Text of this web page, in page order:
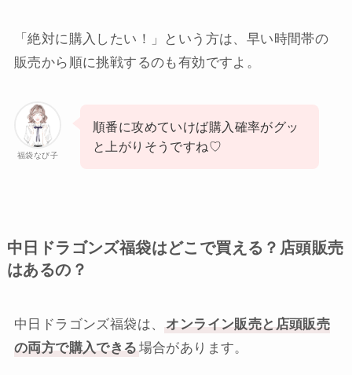
「絶対に購入したい！」という方は、早い時間帯の
販売から順に挑戦するのも有効ですよ。
福袋なび子
順番に攻めていけば購入確率がグッ
と上がりそうですね♡
中日ドラゴンズ福袋はどこで買える？店頭販売
はあるの？
中日ドラゴンズ福袋は、
オンライン販売と店頭販売
の両方で購入できる 場合があります。